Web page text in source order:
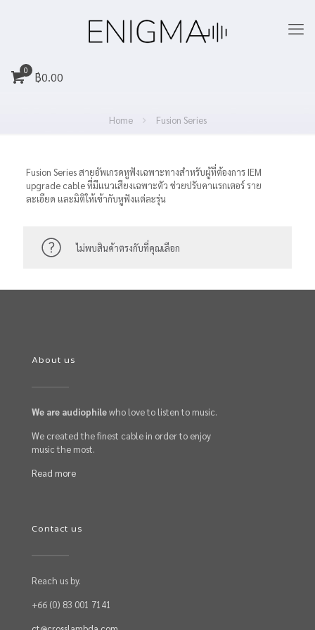
0 ฿0.00
Home Fusion Series
Fusion Series สายอัพเกรดหูฟังเฉพาะทางสำหรับผู้ที่ต้องการ IEM
upgrade cable ที่มีแนวเสียงเฉพาะตัว ช่วยปรับคาแรกเตอร์ ราย
ละเอียด และมิติให้เข้ากับหูฟังแต่ละรุ่น
ไม่พบสินค้าตรงกับที่คุณเลือก
About us
We are audiophilewho love to listen to music.
We created the finest cable in order to enjoy
music the most.
Read more
Contact us
Reach us by.
+66 (0) 83 001 7141